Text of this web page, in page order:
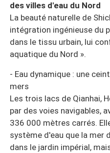
des villes d'eau du Nord
La beauté naturelle de
intégration ingénieuse du
dans le tissu urbain, lui
aquatique du Nord ».
- Eau dynamique : une
mers
Les trois lacs de Qianhai,
par des voies navigables,
336 000 mètres carrés.
système d'eau que la mer
dans le jardin impérial,